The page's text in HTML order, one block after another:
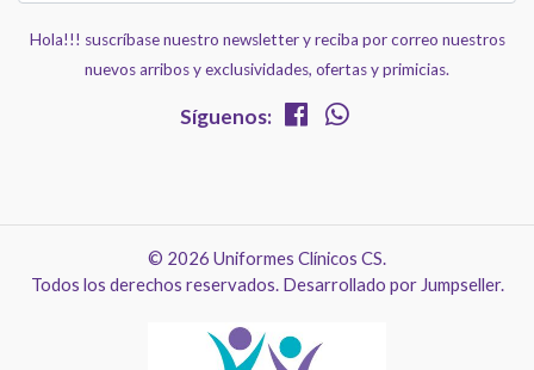
Hola!!! suscríbase nuestro newsletter y reciba por correo nuestros
nuevos arribos y exclusividades, ofertas y primicias.
Síguenos:
© 2026 Uniformes Clínicos CS.
Todos los derechos reservados. Desarrollado por Jumpseller.